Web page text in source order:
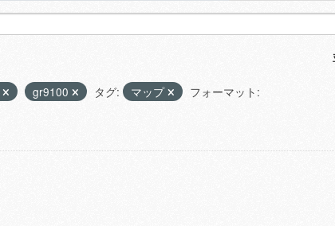
gr9100 タグ: マップ
フォーマット: